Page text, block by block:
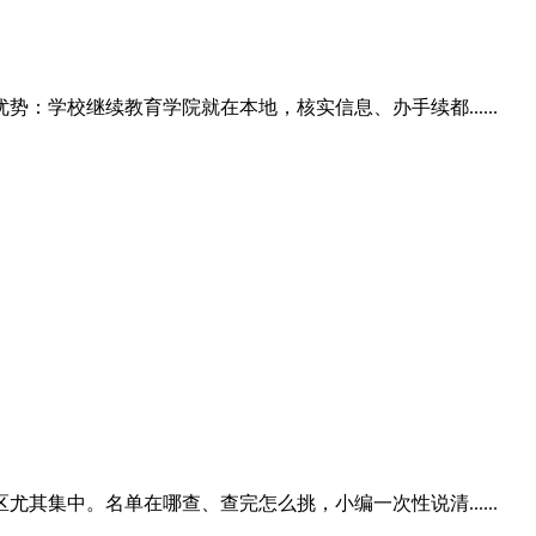
：学校继续教育学院就在本地，核实信息、办手续都......
其集中。名单在哪查、查完怎么挑，小编一次性说清......